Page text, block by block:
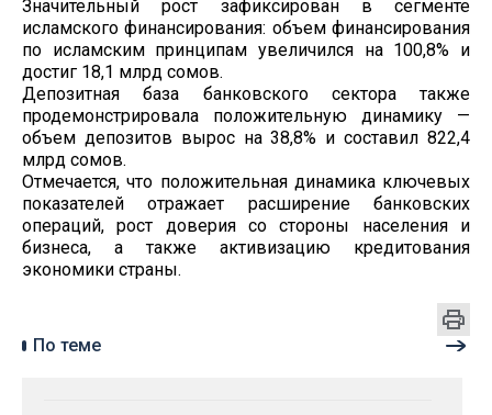
Значительный рост зафиксирован в сегменте
исламского финансирования: объем финансирования
по исламским принципам увеличился на 100,8% и
достиг 18,1 млрд сомов.
Депозитная база банковского сектора также
продемонстрировала положительную динамику —
объем депозитов вырос на 38,8% и составил 822,4
млрд сомов.
Отмечается, что положительная динамика ключевых
показателей отражает расширение банковских
операций, рост доверия со стороны населения и
бизнеса, а также активизацию кредитования
экономики страны.
По теме